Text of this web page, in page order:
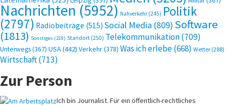
Nachrichten(5952) Nahverkehr (245) Politik
(2797) Radiobeiträge (515) Social Media (809) Software
(1813) Sonstiges (219) Standort (250) Telekommunikation(709)
Unterwegs(367) USA(442) Verkehr(378) Was ich erlebe(668) Wetter (288)
Wirtschaft(713)
Zur Person
Ich bin Journalist. Für ein öffentlich-rechtliches